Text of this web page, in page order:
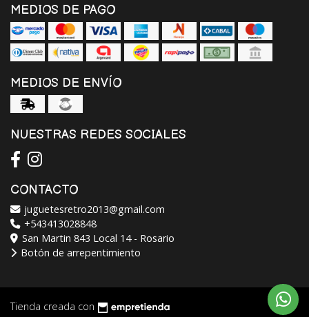
MEDIOS DE PAGO
MEDIOS DE ENVÍO
NUESTRAS REDES SOCIALES
CONTACTO
juguetesretro2013@gmail.com
+543413028848
San Martin 843 Local 14 - Rosario
Botón de arrepentimiento
Tienda creada con